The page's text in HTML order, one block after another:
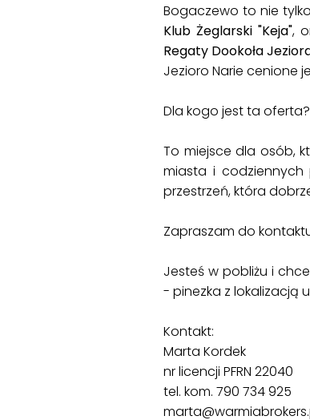
Bogaczewo to nie
Klub Żeglarski "Keja",
Regaty Dookoła
Jezioro Narie cenione
Dla kogo jest ta oferta?
To miejsce dla osób,
miasta i codziennych
przestrzeń, która
Zapraszam do
Jesteś w pobliżu i
- pinezka z lokalizacją
Kontakt:
Marta Kordek
nr licencji PFRN 22040
tel. kom. 790 734 925